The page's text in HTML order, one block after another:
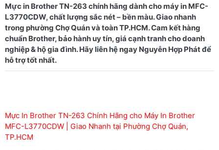
Mực in Brother TN-263 chính hãng dành cho máy in MFC-
L3770CDW, chất lượng sắc nét – bền màu. Giao nhanh
trong phường Chợ Quán và toàn TP.HCM. Cam kết hàng
chuẩn Brother, bảo hành uy tín, giá cạnh tranh cho doanh
nghiệp & hộ gia đình. Hãy liên hệ ngay Nguyễn Hợp Phát để
Mực In Brother TN-263 Chính Hãng cho Máy In Brother
MFC-L3770CDW | Giao Nhanh tại Phường Chợ Quán,
TP.HCM